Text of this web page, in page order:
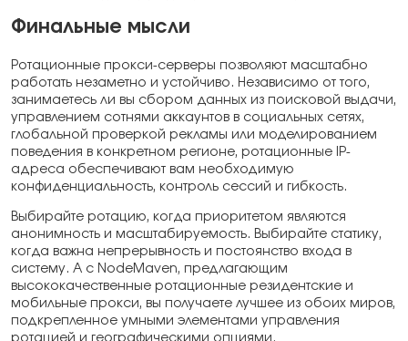
Финальные мысли
Ротационные прокси-серверы позволяют масштабно
работать незаметно и устойчиво. Независимо от того,
занимаетесь ли вы сбором данных из поисковой выдачи,
управлением сотнями аккаунтов в социальных сетях,
глобальной проверкой рекламы или моделированием
поведения в конкретном регионе, ротационные IP-
адреса обеспечивают вам необходимую
конфиденциальность, контроль сессий и гибкость.
Выбирайте ротацию, когда приоритетом являются
анонимность и масштабируемость. Выбирайте статику,
когда важна непрерывность и постоянство входа в
систему. А с NodeMaven, предлагающим
высококачественные ротационные резидентские и
мобильные прокси, вы получаете лучшее из обоих миров,
подкрепленное умными элементами управления
ротацией и географическими опциями.